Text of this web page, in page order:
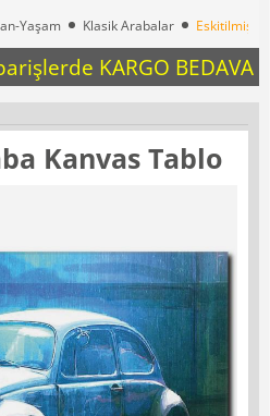
Yaşam Klasik Arabalar Eskitilmiş
KARGO BEDAVA
Kanvas Tablo